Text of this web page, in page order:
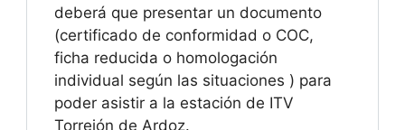
deberá que presentar un documento
(certificado de conformidad o COC,
ficha reducida o homologación
individual según las situaciones ) para
poder asistir a la estación de ITV
Torrejón de Ardoz.